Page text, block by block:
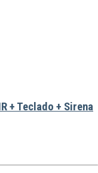
+ Teclado + Sirena